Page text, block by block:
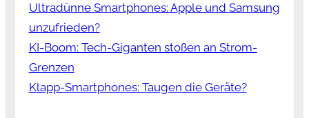
Ultradünne Smartphones: Apple und Samsung
unzufrieden?
KI-Boom: Tech-Giganten stoßen an Strom-
Grenzen
Klapp-Smartphones: Taugen die Geräte?